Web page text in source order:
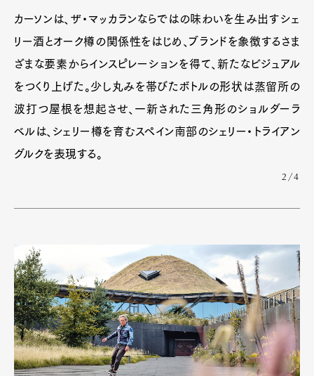
カーソンは、ザ・マッカランならではの味わいを生み出すシェ
リー酒とオーク樽の関係性をはじめ、ブランドを象徴するさま
ざまな要素からインスピレーションを得て、新たなビジュアル
をつくり上げた。少し丸みを帯びたボトルの形状は蒸留所の
波打つ屋根を想起させ、一新された三角形のショルダーラ
ベルは、シェリー樽を育むスペイン南部のシェリー・トライアン
グルクを表現する。
2/4